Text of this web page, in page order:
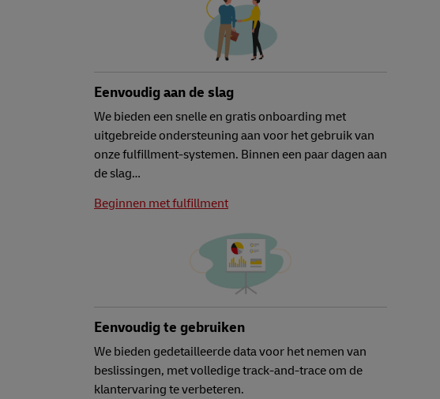
Eenvoudig aan de slag
We bieden een snelle en gratis onboarding met
uitgebreide ondersteuning aan voor het gebruik van
onze fulfillment-systemen. Binnen een paar dagen aan
de slag…
Beginnen met fulfillment
Eenvoudig te gebruiken
We bieden gedetailleerde data voor het nemen van
beslissingen, met volledige track-and-trace om de
klantervaring te verbeteren.